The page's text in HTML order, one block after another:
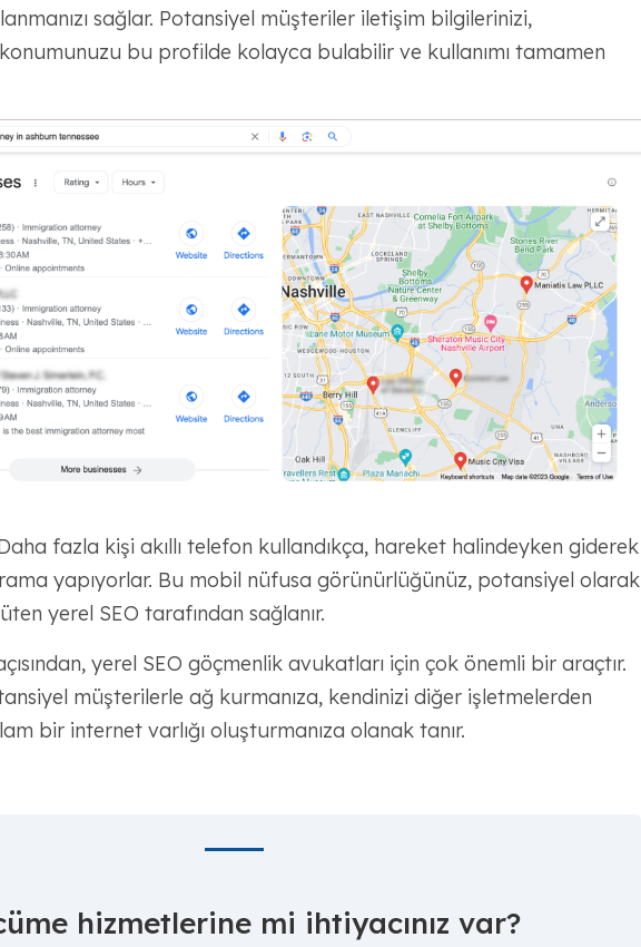
sağlar. Potansiyel müşteriler iletişim bilgilerinizi,
konumunuzu bu profilde kolayca bulabilir ve kullanımı tamamen
fazla kişi akıllı telefon kullandıkça, hareket halindeyken giderek
yapıyorlar. Bu mobil nüfusa görünürlüğünüz, potansiyel olarak
yerel SEO tarafından sağlanır.
yerel SEO göçmenlik avukatları için çok önemli bir araçtır.
müşterilerle ağ kurmanıza, kendinizi diğer işletmelerden
bir internet varlığı oluşturmanıza olanak tanır.
hizmetlerine mi ihtiyacınız var?